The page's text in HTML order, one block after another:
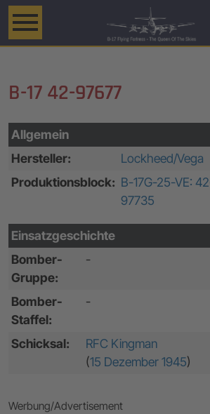
B-17 42-97677
Allgemein
Hersteller:
Lockheed/Vega
Produktionsblock: B-17G-25-VE:
97735
Einsatzgeschichte
Bomber-
Gruppe:
-
Bomber-
Staffel:
-
Schicksal:
RFC Kingman
(15 Dezember 1945)
Werbung/Advertisement